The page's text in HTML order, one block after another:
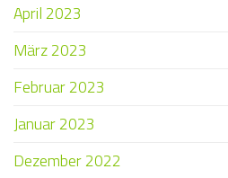
April 2023
März 2023
Februar 2023
Januar 2023
Dezember 2022